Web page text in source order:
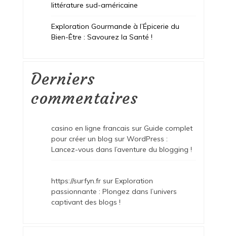
littérature sud-américaine
Exploration Gourmande à l’Épicerie du
Bien-Être : Savourez la Santé !
Derniers
commentaires
casino en ligne francais sur Guide complet
pour créer un blog sur WordPress :
Lancez-vous dans l’aventure du blogging !
https://surfyn.frsur Exploration
passionnante : Plongez dans l’univers
captivant des blogs !